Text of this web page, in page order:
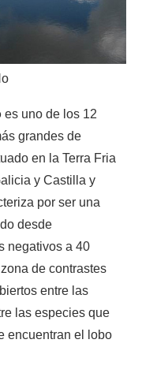
es uno de los 12
grandes de
en la Terra Fria
y Castilla y
por ser una
desde
negativos a 40
de contrastes
entre las
las especies que
encuentran el lobo